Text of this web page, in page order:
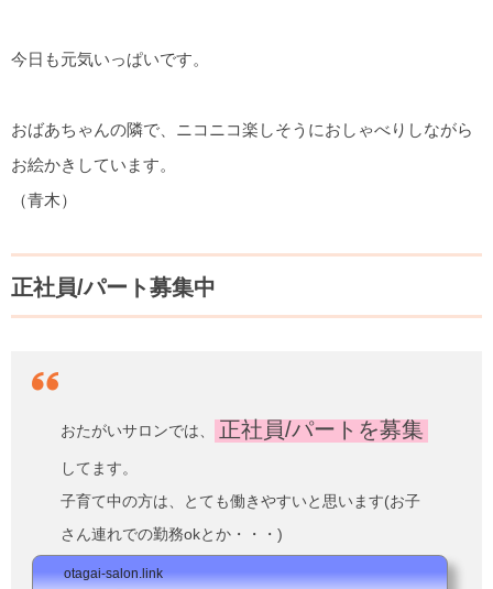
今日も元気いっぱいです。
おばあちゃんの隣で、ニコニコ楽しそうにおしゃべりしながら
お絵かきしています。
（青木）
正社員/パート募集中
おたがいサロンでは、 正社員/パートを募集
してます。
子育て中の方は、とても働きやすいと思います(お子
さん連れでの勤務okとか・・・)
otagai-salon.link